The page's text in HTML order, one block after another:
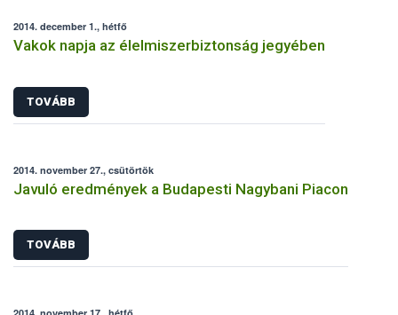
2014. december 1., hétfő
Vakok napja az élelmiszerbiztonság jegyében
TOVÁBB
2014. november 27., csütörtök
Javuló eredmények a Budapesti Nagybani Piacon
TOVÁBB